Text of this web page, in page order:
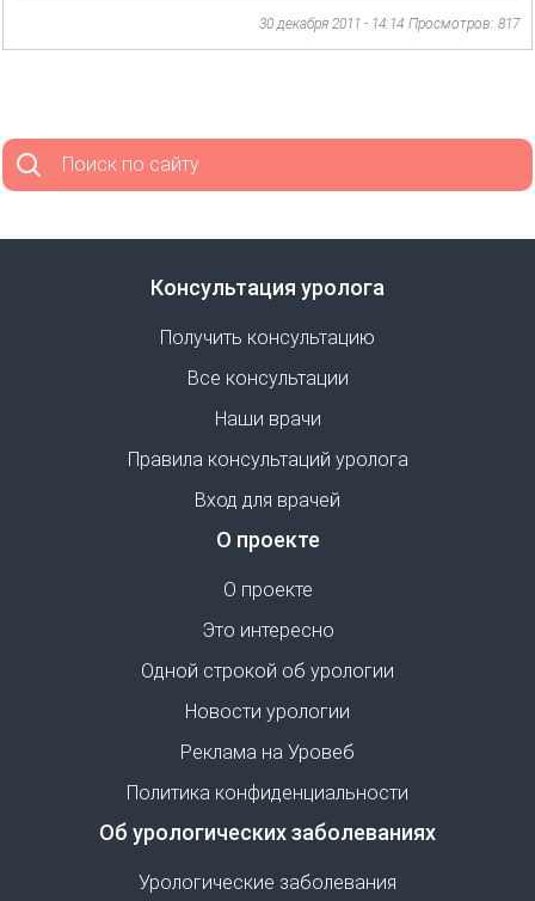
30 декабря 2011 - 14:14 Просмотров: 817
Поиск по сайту
Консультация уролога
Получить консультацию
Все консультации
Наши врачи
Правила консультаций уролога
Вход для врачей
О проекте
О проекте
Это интересно
Одной строкой об урологии
Новости урологии
Реклама на Уровеб
Политика конфиденциальности
Об урологических заболеваниях
Урологические заболевания